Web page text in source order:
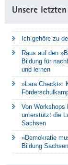
Unsere
Ich gehöre zu
Raus auf den
Bildung für
und lernen
»Lara Checkt«:
Von Workshops
unterstützt die
Sachsen
»Demokratie
Bildung